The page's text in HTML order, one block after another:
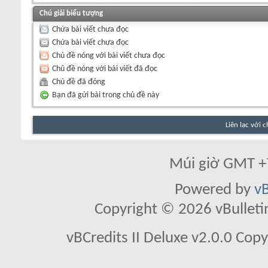
Chú giải biểu tượng
Chứa bài viết chưa đọc
Chứa bài viết chưa đọc
Chủ đề nóng với bài viết chưa đọc
Chủ đề nóng với bài viết đã đọc
Chủ đề đã đóng
Bạn đã gửi bài trong chủ đề này
Liên lạc với
Múi giờ GMT
Powered by
Copyright © 2026
vBCredits II Deluxe v2.0.0